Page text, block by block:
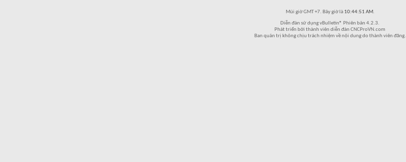
Múi giờ GMT +7. Bây giờ là 10:44:51 AM.
Diễn đàn sử dụng vBulletin® Phiên bản 4.2.3.
Phát triển bởi thành viên diễn đàn CNCProVN.com
Ban quản trị không chịu trách nhiệm về nội dung do thành viên đăng.